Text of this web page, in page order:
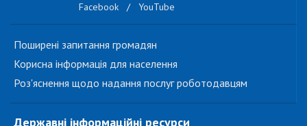
Facebook / YouTube
Поширені запитання громадян
Корисна інформація для населення
Роз'яснення щодо надання послуг роботодавцям
Державні інформаційні ресурси